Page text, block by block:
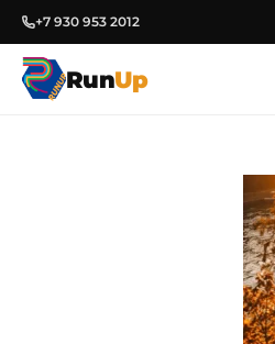
+7 930 953 2012
RunUp